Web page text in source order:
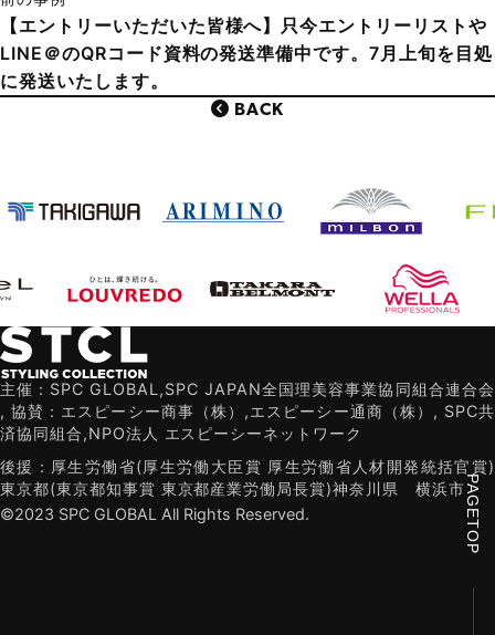
【エントリーいただいた皆様へ】只今エントリーリストや
LINE＠のQRコード資料の発送準備中です。7月上旬を目処
に発送いたします。
BACK
主催：SPC GLOBAL,SPC JAPAN全国理美容事業協同組合連合会
, 協賛：エスピーシー商事（株）,エスピーシー通商（株）, SPC共
済協同組合,NPO法人 エスピーシーネットワーク
後援：厚生労働省(厚生労働大臣賞 厚生労働省人材開発統括官賞)
東京都(東京都知事賞 東京都産業労働局長賞)神奈川県 横浜市
©2023 SPC GLOBAL All Rights Reserved.
PAGETOP